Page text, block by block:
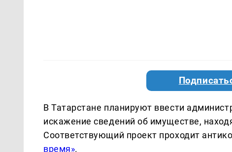
В Татарстане планируют ввести
искажение сведений об имуществе,
Соответствующий проект проходит
время».